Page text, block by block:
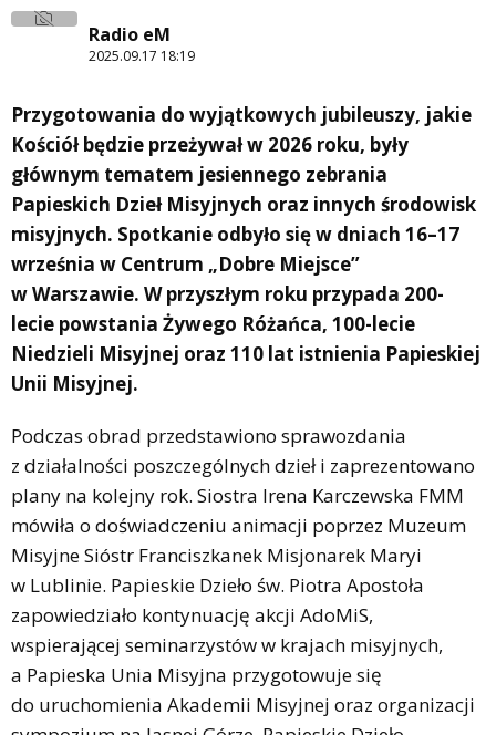
Radio eM
2025.09.17 18:19
Przygotowania do wyjątkowych jubileuszy, jakie
Kościół będzie przeżywał w 2026 roku, były
głównym tematem jesiennego zebrania
Papieskich Dzieł Misyjnych oraz innych środowisk
misyjnych. Spotkanie odbyło się w dniach 16–17
września w Centrum „Dobre Miejsce”
w Warszawie. W przyszłym roku przypada 200-
lecie powstania Żywego Różańca, 100-lecie
Niedzieli Misyjnej oraz 110 lat istnienia Papieskiej
Unii Misyjnej.
Podczas obrad przedstawiono sprawozdania
z działalności poszczególnych dzieł i zaprezentowano
plany na kolejny rok. Siostra Irena Karczewska FMM
mówiła o doświadczeniu animacji poprzez Muzeum
Misyjne Sióstr Franciszkanek Misjonarek Maryi
w Lublinie. Papieskie Dzieło św. Piotra Apostoła
zapowiedziało kontynuację akcji AdoMiS,
wspierającej seminarzystów w krajach misyjnych,
a Papieska Unia Misyjna przygotowuje się
do uruchomienia Akademii Misyjnej oraz organizacji